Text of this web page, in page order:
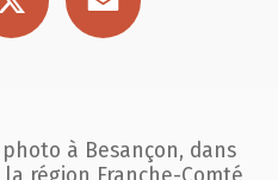
à Besançon, dans